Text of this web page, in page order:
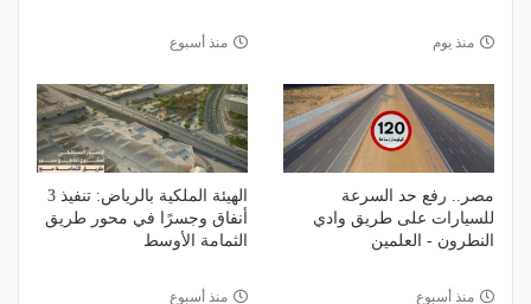
منذ يوم منذ أسبوع
مصر.. رفع حد السرعة
للسيارات على طريق وادي
النطرون - العلمين
منذ أسبوع
الهيئة الملكية بالرياض: تنفيذ 3
أنفاق وجسرًا في محور طريق
الثمامة الأوسط
منذ أسبوع